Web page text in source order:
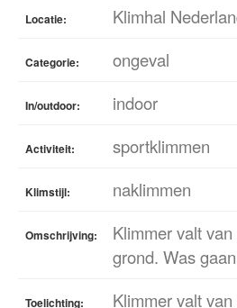
Locatie: Klimhal
Categorie: ongeval
In/outdoor: indoor
Activiteit: sportklimmen
Klimstijl: naklimmen
Omschrijving:
Klimmer valt
grond. Was
Toelichting:
Klimmer valt